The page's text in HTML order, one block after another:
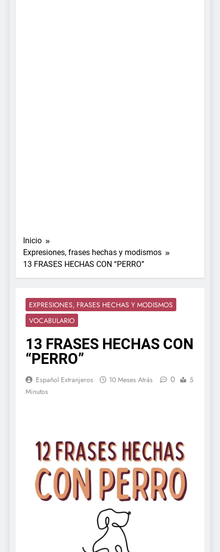
Inicio
Expresiones, frases hechas y modismos
13 FRASES HECHAS CON “PERRO”
EXPRESIONES, FRASES HECHAS Y MODISMOS
VOCABULARIO
13 FRASES HECHAS CON
“PERRO”
Español Extranjeros 10 Meses Atrás 0
5
Minutos